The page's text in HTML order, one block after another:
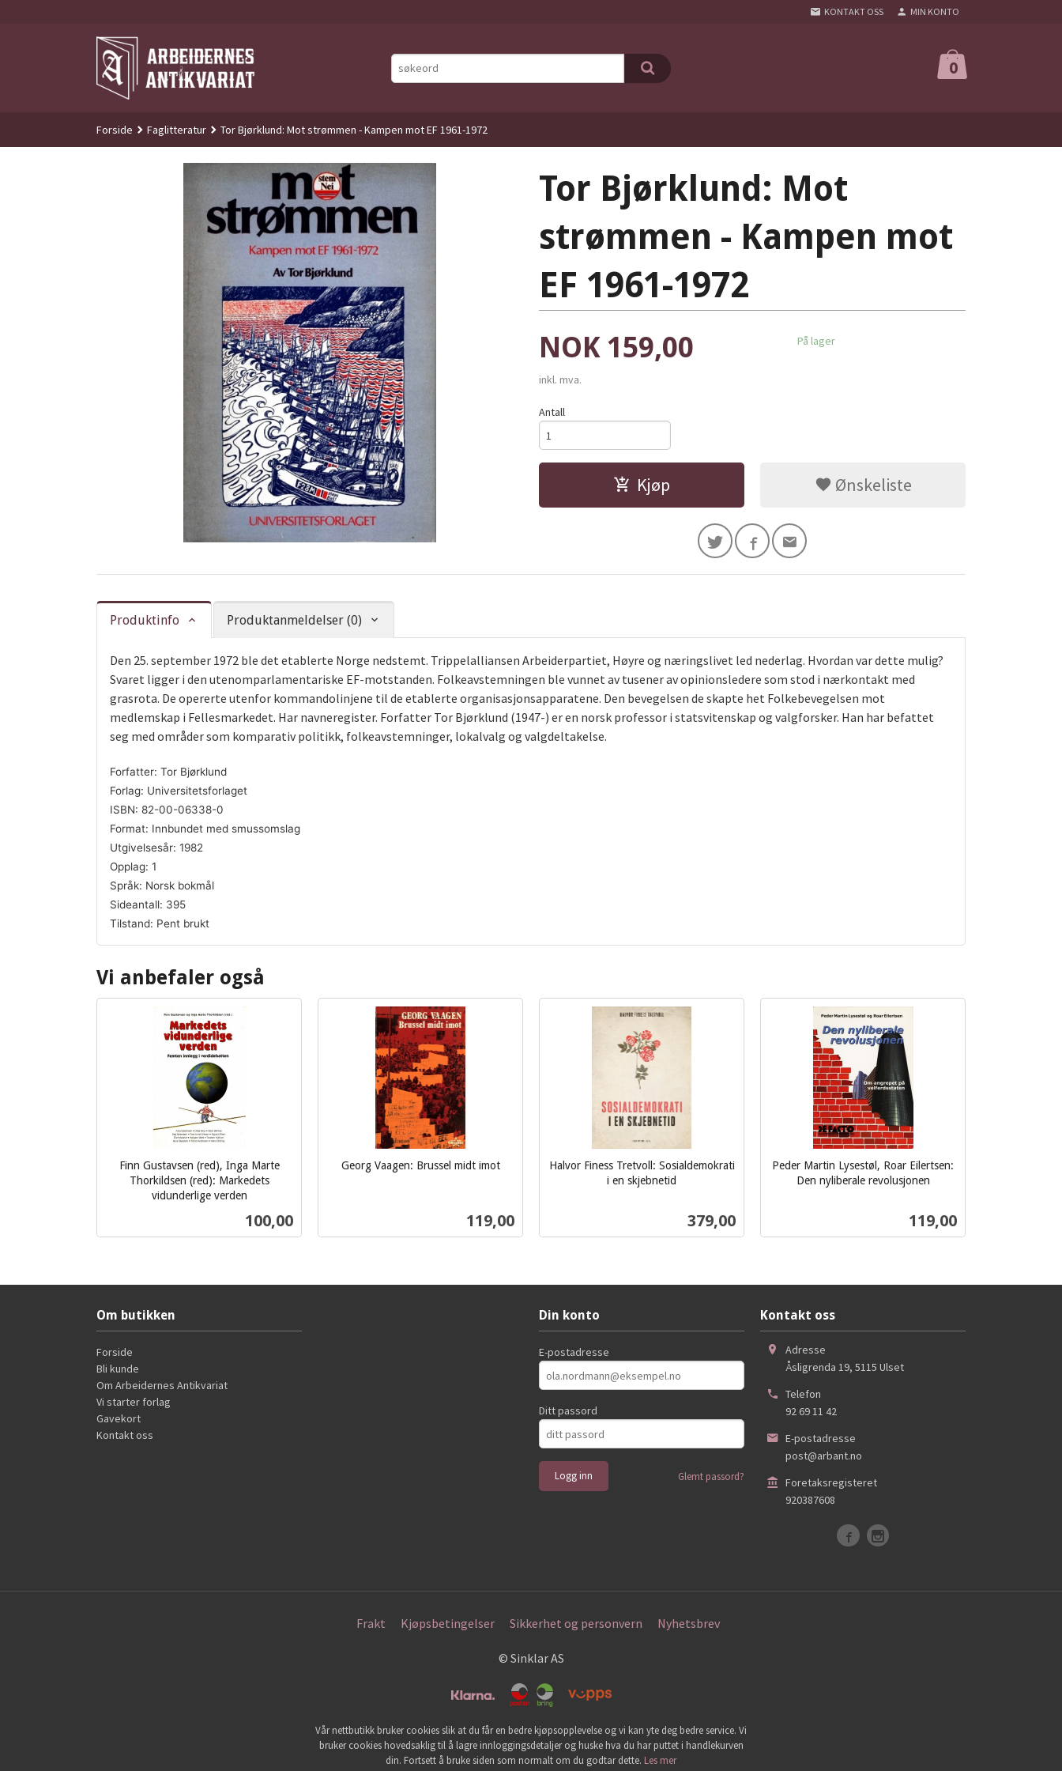
KONTAKT OSS MIN KONTO
0
Forside Faglitteratur Tor Bjørklund: Mot strømmen - Kampen mot EF 1961-1972
Tor Bjørklund: Mot
strømmen - Kampen mot
EF 1961-1972
Pris
NOK 159,00
inkl. mva.
På lager
Antall
Kjøp Ønskeliste
Produktinfo Produktanmeldelser (0)
Den 25. september 1972 ble det etablerte Norge nedstemt. Trippelalliansen Arbeiderpartiet, Høyre og næringslivet led nederlag. Hvordan var dette mulig?
Svaret ligger i den utenomparlamentariske EF-motstanden. Folkeavstemningen ble vunnet av tusener av opinionsledere som stod i nærkontakt med
grasrota. De opererte utenfor kommandolinjene til de etablerte organisasjonsapparatene. Den bevegelsen de skapte het Folkebevegelsen mot
medlemskap i Fellesmarkedet. Har navneregister. Forfatter Tor Bjørklund (1947-) er en norsk professor i statsvitenskap og valgforsker. Han har befattet
seg med områder som komparativ politikk, folkeavstemninger, lokalvalg og valgdeltakelse.
Forfatter: Tor Bjørklund
Forlag: Universitetsforlaget
ISBN: 82-00-06338-0
Format: Innbundet med smussomslag
Utgivelsesår: 1982
Opplag: 1
Språk: Norsk bokmål
Sideantall: 395
Tilstand: Pent brukt
Vi anbefaler også
Finn Gustavsen (red), Inga Marte
Thorkildsen (red): Markedets
vidunderlige verden
Pris
100,00
Georg Vaagen: Brussel midt imot
Pris
119,00
Halvor Finess Tretvoll: Sosialdemokrati
i en skjebnetid
Pris
379,00
Peder Martin Lysestøl, Roar Eilertsen:
Den nyliberale revolusjonen
Pris
119,00
Om butikken
Forside
Bli kunde
Om Arbeidernes Antikvariat
Vi starter forlag
Gavekort
Kontakt oss
Din konto
E-postadresse
Ditt passord
Glemt passord?
Kontakt oss
Adresse
Åsligrenda 19, 5115 Ulset
Telefon
92 69 11 42
E-postadresse
post@arbant.no
Foretaksregisteret
920387608
Frakt Kjøpsbetingelser Sikkerhet og personvern Nyhetsbrev
© Sinklar AS
Vår nettbutikk bruker cookies slik at du får en bedre kjøpsopplevelse og vi kan yte deg bedre service. Vi
bruker cookies hovedsaklig til å lagre innloggingsdetaljer og huske hva du har puttet i handlekurven
din. Fortsett å bruke siden som normalt om du godtar dette. Les mer